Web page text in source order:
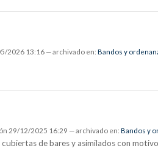
2026 13:16 — archivado en:Bandos y
29/12/2025 16:29 — archivado en:Bandos y
de bares y asimilados con